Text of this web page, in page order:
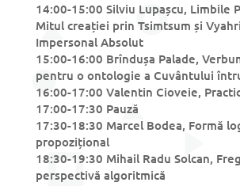
14:00-15:00 Silviu Lupașcu, Limbile
Mitul creației prin Tsimtsum și
Impersonal Absolut
15:00-16:00 Brîndușa Palade,
pentru o ontologie a Cuvântului
16:00-17:00 Valentin Cioveie,
17:00-17:30 Pauză
17:30-18:30 Marcel Bodea, Formă
propozițional
18:30-19:30 Mihail Radu Solcan,
perspectivă algoritmică